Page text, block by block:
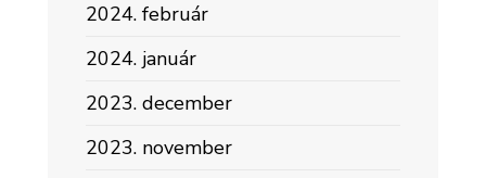
2024. február
2024. január
2023. december
2023. november